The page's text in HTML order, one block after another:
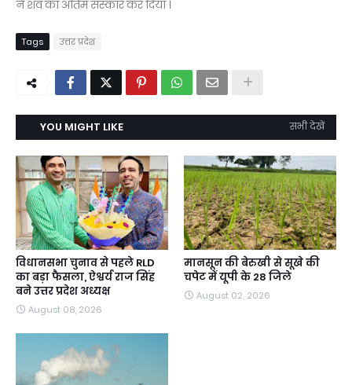
ने शव का अंतिम संस्कार कर दिया ।
Tags उत्तर प्रदेश
YOU MIGHT LIKE सभी देखें
विधानसभा चुनाव से पहले RLD
का बड़ा फैसला, ऐश्वर्य राज सिंह
बने उत्तर प्रदेश अध्यक्ष
August 08, 2026
मानसून की बेरुखी से सूखे की
चपेट में यूपी के 28 जिले
August 02, 2026